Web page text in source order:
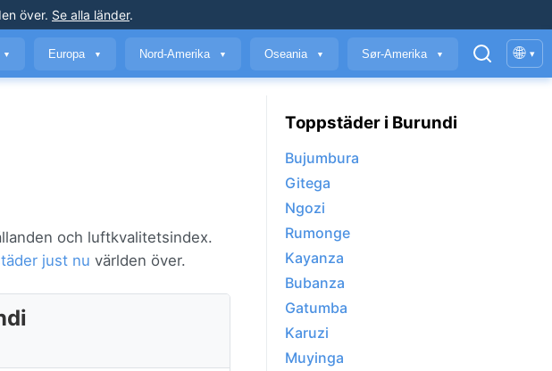
över. Se alla länder.
▼ Europa ▼ Nord-Amerika ▼ Oseania ▼ Sør-Amerika ▼ 🌐 ▾
och luftkvalitetsindex.
just nu världen över.
Toppstäder i Burundi
Bujumbura
Gitega
Ngozi
Rumonge
Kayanza
Bubanza
Gatumba
Karuzi
Muyinga